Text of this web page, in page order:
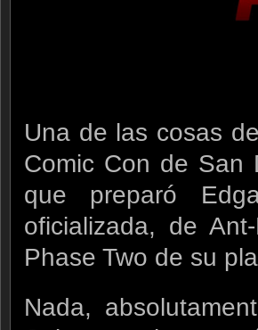
Una de las cosas
Comic Con de San
que preparó
oficializada, de
Phase Two de su
Nada,